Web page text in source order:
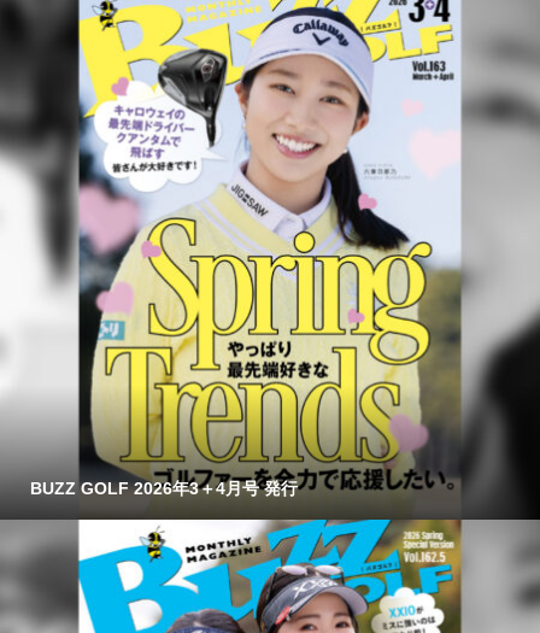
BUZZ GOLF 2026年3＋4月号 発行